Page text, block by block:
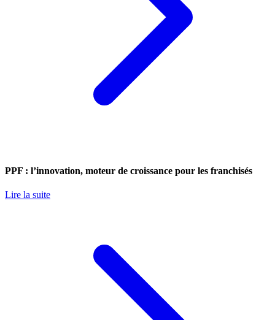
PPF : l’innovation, moteur de croissance pour les franchisés
Lire la suite